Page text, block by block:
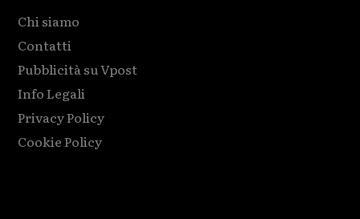
Chi siamo
Contatti
Pubblicità su Vpost
Info Legali
Privacy Policy
Cookie Policy